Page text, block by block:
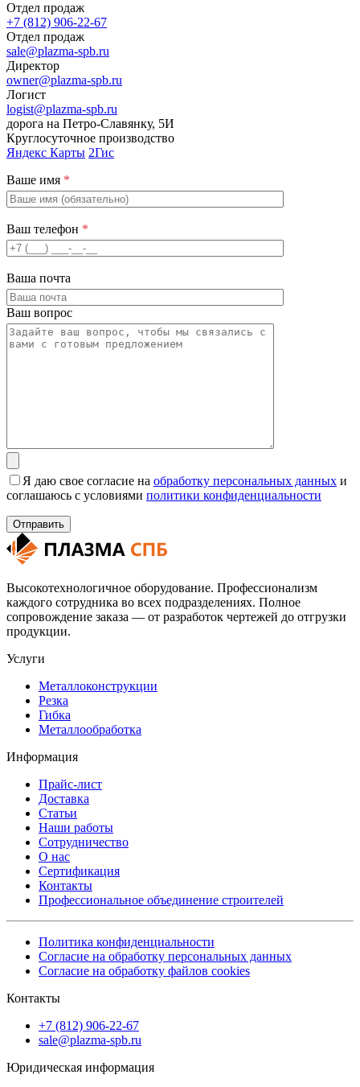
Отдел продаж
+7 (812) 906-22-67
Отдел продаж
sale@plazma-spb.ru
Директор
owner@plazma-spb.ru
Логист
logist@plazma-spb.ru
дорога на Петро-Славянку, 5И
Круглосуточное производство
Яндекс Карты 2Гис
Ваше имя *
Ваш телефон *
Ваша почта
Ваш вопрос
Я даю свое согласие на обработку персональных данных и
соглашаюсь с условиями политики конфиденциальности
Высокотехнологичное оборудование. Профессионализм
каждого сотрудника во всех подразделениях. Полное
сопровождение заказа — от разработок чертежей до отгрузки
продукции.
Услуги
Металлоконструкции
Резка
Гибка
Металлообработка
Информация
Прайс-лист
Доставка
Статьи
Наши работы
Сотрудничество
О нас
Сертификация
Контакты
Профессиональное объединение строителей
Политика конфиденциальности
Согласие на обработку персональных данных
Согласие на обработку файлов cookies
Контакты
+7 (812) 906-22-67
sale@plazma-spb.ru
Юридическая информация